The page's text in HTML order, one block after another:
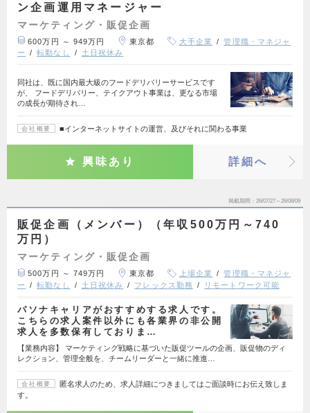
ン企画運用マネージャー
マーケティング・販促企画
600万円 ～ 949万円 東京都 大手企業
管理職・マネジャ
ー
転勤なし 土日祝休み
同社は、既に国内最大級のフードデリバリーサービスです
が、 フードデリバリー、テイクアウト事業は、更なる市場
の成長が期待され…
会社概要 ■インターネットサイトの運営、及びそれに関わる事業
興味あり 詳細へ
掲載期間 26/07/27～26/08/09
販促企画（メンバー）（年収500万円～740
万円）
マーケティング・販促企画
500万円 ～ 749万円 東京都 上場企業
管理職・マネジャ
ー
転勤なし 土日祝休み フレックス勤務 リモートワーク可能
パソナキャリアがおすすめする求人です。
こちらの求人案件以外にも各業界の非公開
求人を多数保有しておりま…
【業務内容】 マーケティング戦略に基づいた販促ツールの企画、販促物のディ
レクション、管理全般を、チームリーダーと一緒に推進…
会社概要
匿名求人のため、求人詳細につきましてはご面談時にお伝え致しま
す。